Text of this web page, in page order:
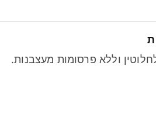
וללא פרסומות מעצבנות.